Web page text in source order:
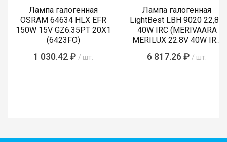
Лампа галогенная
OSRAM 64634 HLX EFR
150W 15V GZ6.35PT 20X1
(6423FO)
1 030.42 ₽ / шт.
Лампа галогенная
LightBest LBH 9020 22,8V
40W IRC (MERIVAARA
MERILUX 22.8V 40W IRC
6 817.26 ₽ / шт.